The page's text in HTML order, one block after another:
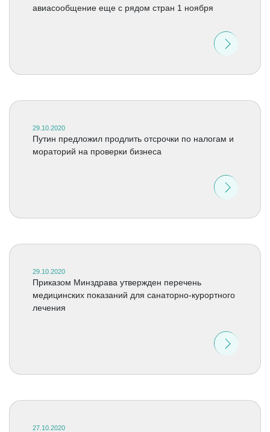
авиасообщение еще с рядом стран 1 ноября
29.10.2020
Путин предложил продлить отсрочки по налогам и
мораторий на проверки бизнеса
29.10.2020
Приказом Минздрава утвержден перечень
медицинских показаний для санаторно-курортного
лечения
27.10.2020